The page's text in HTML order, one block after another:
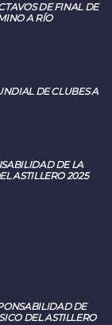
DE FINAL DE
A RÍO
DE CLUBES A
DE LA
ASTILLERO 2025
DE
DEL ASTILLERO